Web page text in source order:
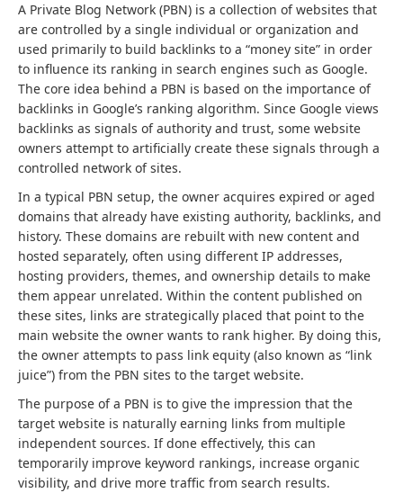
A Private Blog Network (PBN) is a collection of websites that
are controlled by a single individual or organization and
used primarily to build backlinks to a “money site” in order
to influence its ranking in search engines such as Google.
The core idea behind a PBN is based on the importance of
backlinks in Google’s ranking algorithm. Since Google views
backlinks as signals of authority and trust, some website
owners attempt to artificially create these signals through a
controlled network of sites.
In a typical PBN setup, the owner acquires expired or aged
domains that already have existing authority, backlinks, and
history. These domains are rebuilt with new content and
hosted separately, often using different IP addresses,
hosting providers, themes, and ownership details to make
them appear unrelated. Within the content published on
these sites, links are strategically placed that point to the
main website the owner wants to rank higher. By doing this,
the owner attempts to pass link equity (also known as “link
juice”) from the PBN sites to the target website.
The purpose of a PBN is to give the impression that the
target website is naturally earning links from multiple
independent sources. If done effectively, this can
temporarily improve keyword rankings, increase organic
visibility, and drive more traffic from search results.